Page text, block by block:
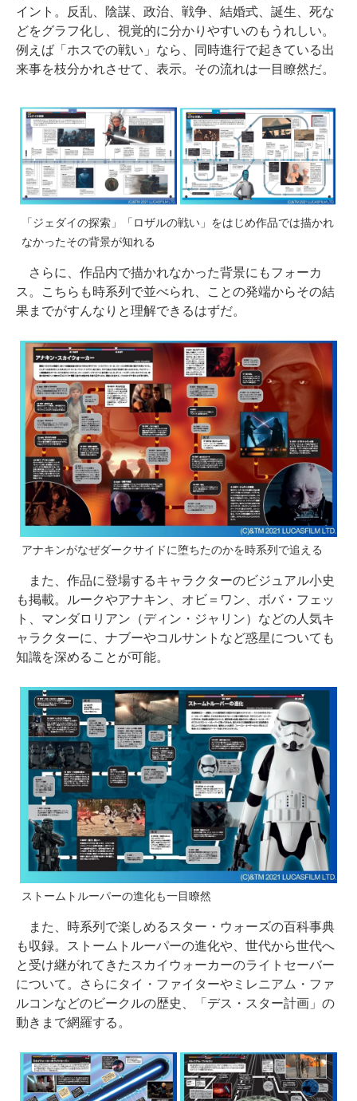
イント。反乱、陰謀、政治、戦争、結婚式、誕生、死な
どをグラフ化し、視覚的に分かりやすいのもうれしい。
例えば「ホスでの戦い」なら、同時進行で起きている出
来事を枝分かれさせて、表示。その流れは一目瞭然だ。
「ジェダイの探索」「ロザルの戦い」をはじめ作品では描かれ
なかったその背景が知れる
さらに、作品内で描かれなかった背景にもフォーカ
ス。こちらも時系列で並べられ、ことの発端からその結
果までがすんなりと理解できるはずだ。
アナキンがなぜダークサイドに堕ちたのかを時系列で追える
また、作品に登場するキャラクターのビジュアル小史
も掲載。ルークやアナキン、オビ＝ワン、ボバ・フェッ
ト、マンダロリアン（ディン・ジャリン）などの人気キ
ャラクターに、ナブーやコルサントなど惑星についても
知識を深めることが可能。
ストームトルーパーの進化も一目瞭然
また、時系列で楽しめるスター・ウォーズの百科事典
も収録。ストームトルーパーの進化や、世代から世代へ
と受け継がれてきたスカイウォーカーのライトセーバー
について。さらにタイ・ファイターやミレニアム・ファ
ルコンなどのビークルの歴史、「デス・スター計画」の
動きまで網羅する。